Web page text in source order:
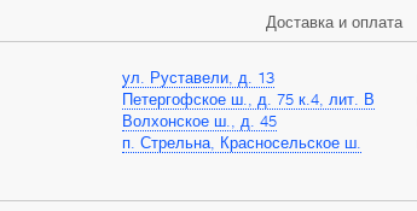
ул. Руставели, д. 13
Петергофское ш., д. 75 к.4, лит. В
Волхонское ш., д. 45
п. Стрельна, Красносельское ш.
Доставка и оплата